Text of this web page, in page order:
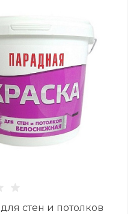
стен и потолков